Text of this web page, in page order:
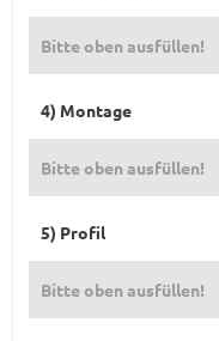
Bitte oben ausfüllen!
4) Montage
Bitte oben ausfüllen!
5) Profil
Bitte oben ausfüllen!